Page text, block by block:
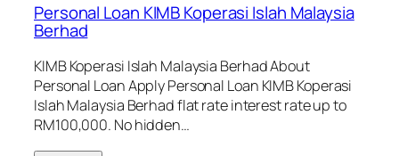
Personal Loan KIMB Koperasi Islah Malaysia
Berhad
KIMB Koperasi Islah Malaysia Berhad About
Personal Loan Apply Personal Loan KIMB Koperasi
Islah Malaysia Berhad flat rate interest rate up to
RM100,000. No hidden…